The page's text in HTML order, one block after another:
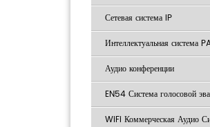
Сетевая система IP
Интеллектуальная система
Аудио конференции
EN54 Система голосовой
WiFi Коммерческая Аудио